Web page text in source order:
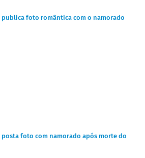
publica foto romântica com o namorado
posta foto com namorado após morte do